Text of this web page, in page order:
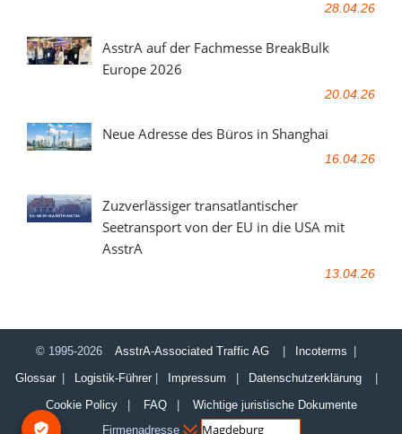
28.04.26
AsstrA auf der Fachmesse BreakBulk
Europe 2026
20.04.26
Neue Adresse des Büros in Shanghai
16.04.26
Zuzverlässiger transatlantischer
Seetransport von der EU in die USA mit
AsstrA
13.04.26
© 1995-2026 AsstrA-Associated Traffic AG Incoterms
Glossar| Logistik-Führer| Impressum Datenschutzerklärung
Cookie Policy| FAQ| Wichtige juristische Dokumente
Firmenadresse